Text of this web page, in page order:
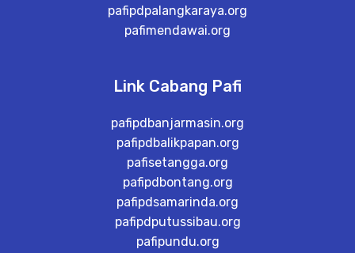
pafipdpalangkaraya.org
pafimendawai.org
Link Cabang Pafi
pafipdbanjarmasin.org
pafipdbalikpapan.org
pafisetangga.org
pafipdbontang.org
pafipdsamarinda.org
pafipdputussibau.org
pafipundu.org